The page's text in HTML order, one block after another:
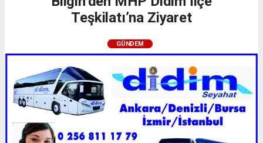
Teşkilatı’na Ziyaret
GÜNDEM